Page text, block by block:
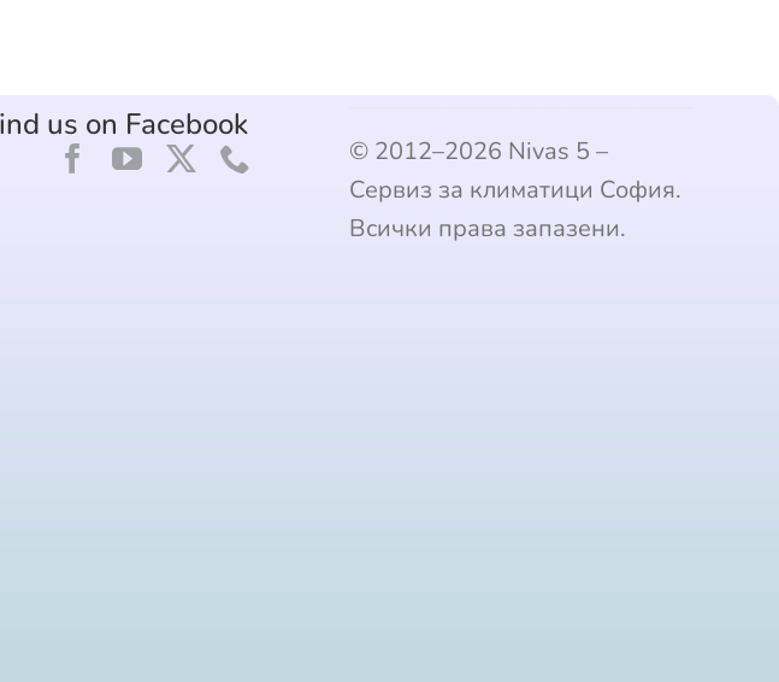
us on Facebook
© 2012–2026 Nivas 5 –
Сервиз за климатици София.
Всички права запазени.